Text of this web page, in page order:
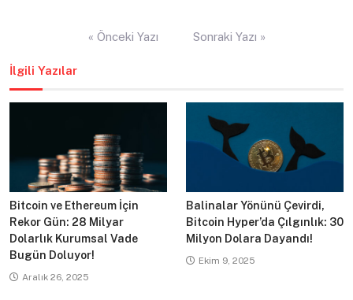
« Önceki Yazı Sonraki Yazı »
İlgili Yazılar
Bitcoin ve Ethereum İçin
Rekor Gün: 28 Milyar
Dolarlık Kurumsal Vade
Bugün Doluyor!
Aralık 26, 2025
Balinalar Yönünü Çevirdi,
Bitcoin Hyper’da Çılgınlık: 30
Milyon Dolara Dayandı!
Ekim 9, 2025